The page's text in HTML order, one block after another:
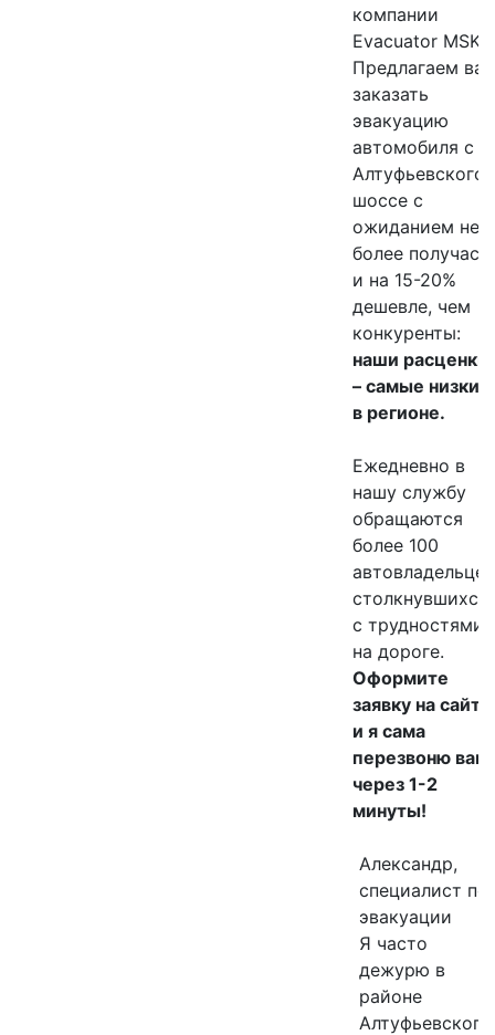
компании
Evacuator MSK
Предлагаем
заказать
эвакуацию
автомобиля с
Алтуфьевского
шоссе с
ожиданием не
более получаса
и на 15-20%
дешевле, чем
конкуренты:
наши расценки
– самые низкие
в регионе.
Ежедневно в
нашу службу
обращаются
более 100
столкнувшихся
с трудностями
на дороге.
Оформите
заявку на сайте,
и я сама
перезвоню вам
через 1-2
минуты!
Александр,
специалист по
эвакуации
Я часто
дежурю в
районе
Алтуфьевского